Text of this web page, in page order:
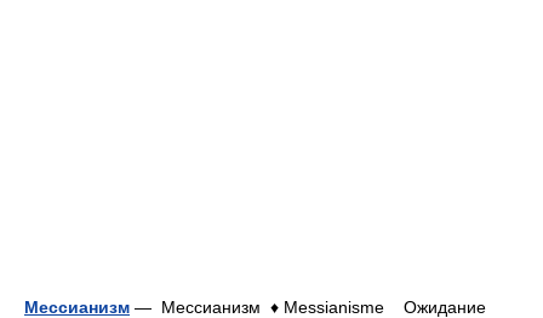
Мессианизм — Мессианизм ♦ Messianisme Ожидание